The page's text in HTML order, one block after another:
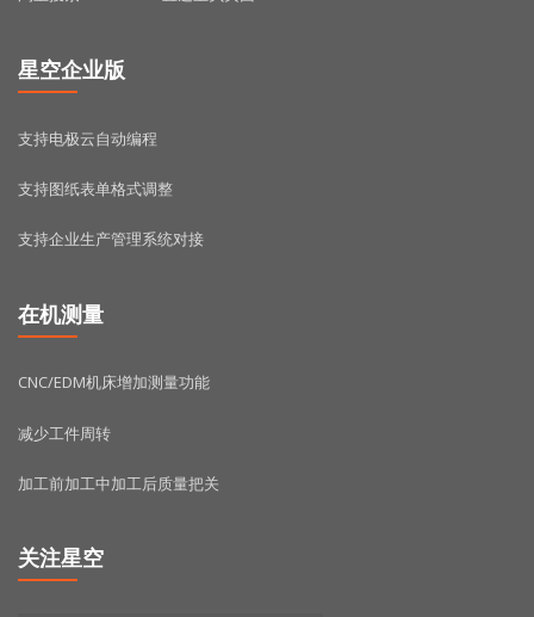
星空企业版
支持电极云自动编程
支持图纸表单格式调整
支持企业生产管理系统对接
在机测量
CNC/EDM机床增加测量功能
减少工件周转
加工前加工中加工后质量把关
关注星空